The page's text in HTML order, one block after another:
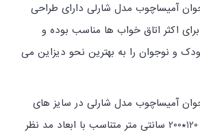
آمیساچوب مدل شارلی دارای طراحی
اکثر اتاق خواب ها مناسب بوده و
و نوجوان را به بهترین نحو دیزاین می
آمیساچوب مدل شارلی در سایز های
80*160، 80*180، 90*180و 120*200 سانتی متر متناسب با ابعاد مد نظر